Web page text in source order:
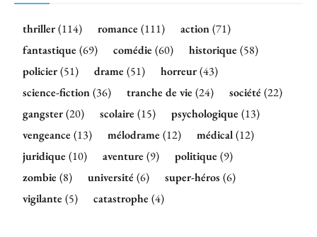
thriller(114) romance (111) action(71)
fantastique (69) comédie (60) historique (58)
policier(51) drame (51) horreur(43)
science-fiction(36) tranche de vie (24) société (22)
gangster(20) scolaire (15) psychologique (13)
vengeance (13) mélodrame (12) médical(12)
juridique (10) aventure (9) politique (9)
zombie (8) université (6) super-héros (6)
vigilante (5) catastrophe (4)